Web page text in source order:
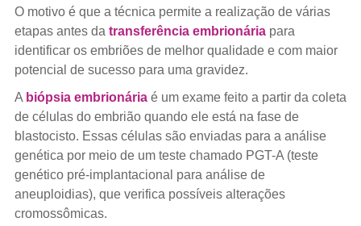
O motivo é que a técnica permite a realização de várias
etapas antes da transferência embrionáriapara
identificar os embriões de melhor qualidade e com maior
potencial de sucesso para uma gravidez.
A biópsia embrionáriaé um exame feito a partir da coleta
de células do embrião quando ele está na fase de
blastocisto. Essas células são enviadas para a análise
genética por meio de um teste chamado PGT-A (teste
genético pré-implantacional para análise de
aneuploidias), que verifica possíveis alterações
cromossômicas.